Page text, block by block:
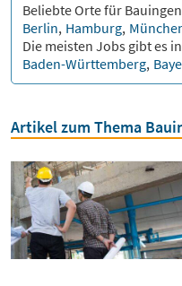
Beliebte Orte für
Berlin, Hamburg,
Die meisten Jobs gibt es
Baden-Württemberg,
Artikel zum Thema